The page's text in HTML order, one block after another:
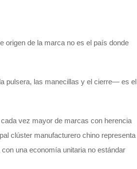
origen de la marca no es el país donde
pulsera, las manecillas y el cierre— es el
vez mayor de marcas con herencia
clúster manufacturero chino representa
una economía unitaria no estándar